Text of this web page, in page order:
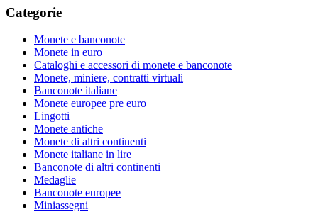
Categorie
Monete e banconote
Monete in euro
Cataloghi e accessori di monete e banconote
Monete, miniere, contratti virtuali
Banconote italiane
Monete europee pre euro
Lingotti
Monete antiche
Monete di altri continenti
Monete italiane in lire
Banconote di altri continenti
Medaglie
Banconote europee
Miniassegni